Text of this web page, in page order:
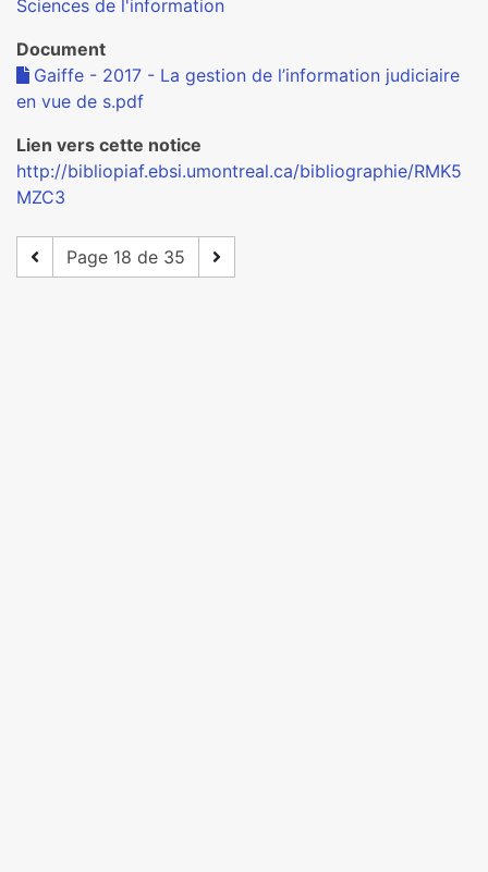
Sciences de l'information
Document
Gaiffe - 2017 - La gestion de l’information judiciaire
en vue de s.pdf
Lien vers cette notice
http://bibliopiaf.ebsi.umontreal.ca/bibliographie/RMK5
MZC3
Page 18 de 35